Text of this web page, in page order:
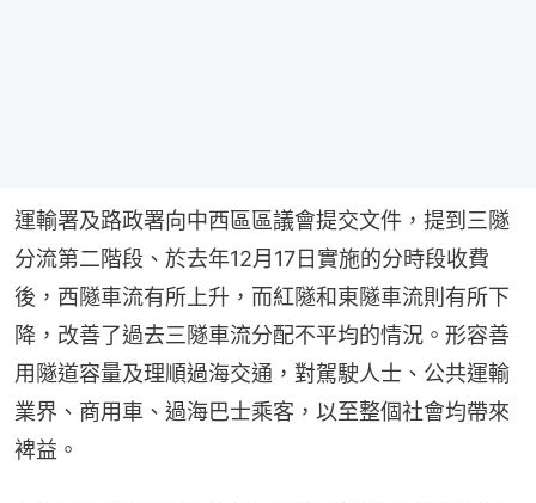
運輸署及路政署向中西區區議會提交文件，提到三隧
分流第二階段、於去年12月17日實施的分時段收費
後，西隧車流有所上升，而紅隧和東隧車流則有所下
降，改善了過去三隧車流分配不平均的情況。形容善
用隧道容量及理順過海交通，對駕駛人士、公共運輸
業界、商用車、過海巴士乘客，以至整個社會均帶來
裨益。